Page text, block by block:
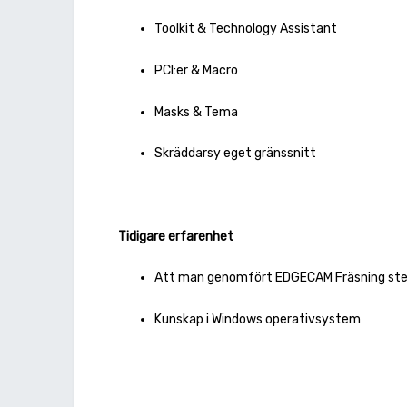
Toolkit & Technology Assistant
PCI:er & Macro
Masks & Tema
Skräddarsy eget gränssnitt
Tidigare erfarenhet
Att man genomfört EDGECAM Fräsning
Kunskap i Windows operativsystem